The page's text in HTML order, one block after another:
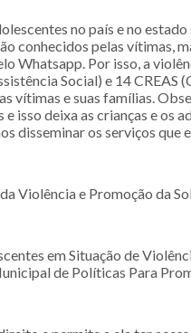
no país e no estado
conhecidos pelas vítimas,
Whatsapp. Por isso, a
Social) e 14 CREAS
vítimas e suas famílias.
isso deixa as crianças e os
disseminar os serviços que
Violência e Promoção da
em Situação de
de Políticas Para